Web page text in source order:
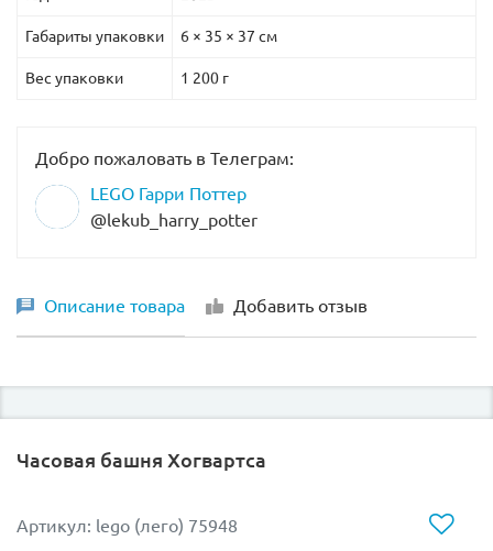
Габариты упаковки 6 × 35 × 37 см
Вес упаковки 1 200 г
Добро пожаловать в Телеграм:
LEGO Гарри Поттер
@lekub_harry_potter
Описание товара Добавить отзыв
Часовая башня Хогвартса
Артикул: lego (лего) 75948